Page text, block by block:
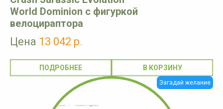
World Dominion с фигуркой
велоцираптора
Цена 13 042 р.
ПОДРОБНЕЕ
Загадай желание